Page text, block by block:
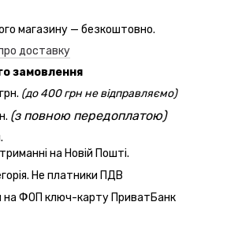
магазину — безкоштовно.
доставку
замовлення
(до 400 грн не відправляємо)
(з повною передоплатою)
на Новій Пошті.
Не платники ПДВ
на ФОП ключ-карту ПриватБанк